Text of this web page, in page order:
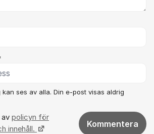
ses av alla. Din e-post visas aldrig
policyn för
innehåll.
Kommentera